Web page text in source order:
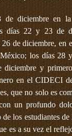
diciembre en la
días 22 y 23 de
de diciembre, en
los días 28
y
en el CIDECI
que no solo es
un profundo
de los estudiantes
es a su vez el